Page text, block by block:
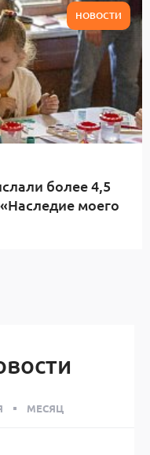
НОВОСТИ
более 4,5
моего
МЕСЯЦ